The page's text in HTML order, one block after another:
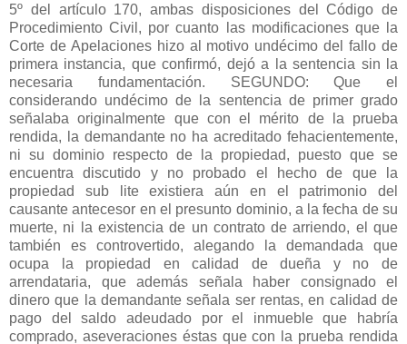
5º del artículo 170, ambas disposiciones del Código de
Procedimiento Civil, por cuanto las modificaciones que la
Corte de Apelaciones hizo al motivo undécimo del fallo de
primera instancia, que confirmó, dejó a la sentencia sin la
necesaria fundamentación. SEGUNDO: Que el
considerando undécimo de la sentencia de primer grado
señalaba originalmente que con el mérito de la prueba
rendida, la demandante no ha acreditado fehacientemente,
ni su dominio respecto de la propiedad, puesto que se
encuentra discutido y no probado el hecho de que la
propiedad sub lite existiera aún en el patrimonio del
causante antecesor en el presunto dominio, a la fecha de su
muerte, ni la existencia de un contrato de arriendo, el que
también es controvertido, alegando la demandada que
ocupa la propiedad en calidad de dueña y no de
arrendataria, que además señala haber consignado el
dinero que la demandante señala ser rentas, en calidad de
pago del saldo adeudado por el inmueble que habría
comprado, aseveraciones éstas que con la prueba rendida